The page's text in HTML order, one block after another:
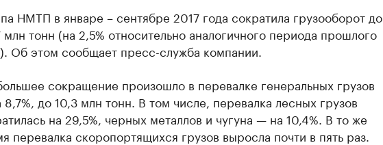
НМТП в январе – сентябре 2017 года сократила грузооборот до
млн тонн (на 2,5% относительно аналогичного периода прошлого
Об этом сообщает пресс-служба компании.
сокращение произошло в перевалке генеральных грузов
до 10,3 млн тонн. В том числе, перевалка лесных грузов
на 29,5%, черных металлов и чугуна — на 10,4%. В то же
перевалка скоропортящихся грузов выросла почти в пять раз.